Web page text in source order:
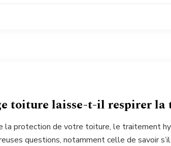
toiture laisse-t-il respirer la
la protection de votre toiture, le traitement
questions, notamment celle de savoir